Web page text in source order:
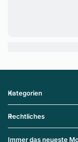
Kategorien
Rechtliches
Immer das neueste